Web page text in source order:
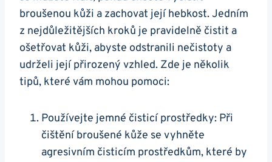
broušenou kůži a zachovat její ‍hebkost. Jedním
z nejdůležitějších kroků je ‌pravidelně čistit a
ošetřovat kůži, abyste odstranili nečistoty ⁢a
udrželi její přirozený​ vzhled. Zde‍ je několik
tipů, které vám mohou pomoci:
Používejte jemné čisticí prostředky: Při
čištění broušené kůže se vyhněte
agresivním čisticím prostředkům, které by